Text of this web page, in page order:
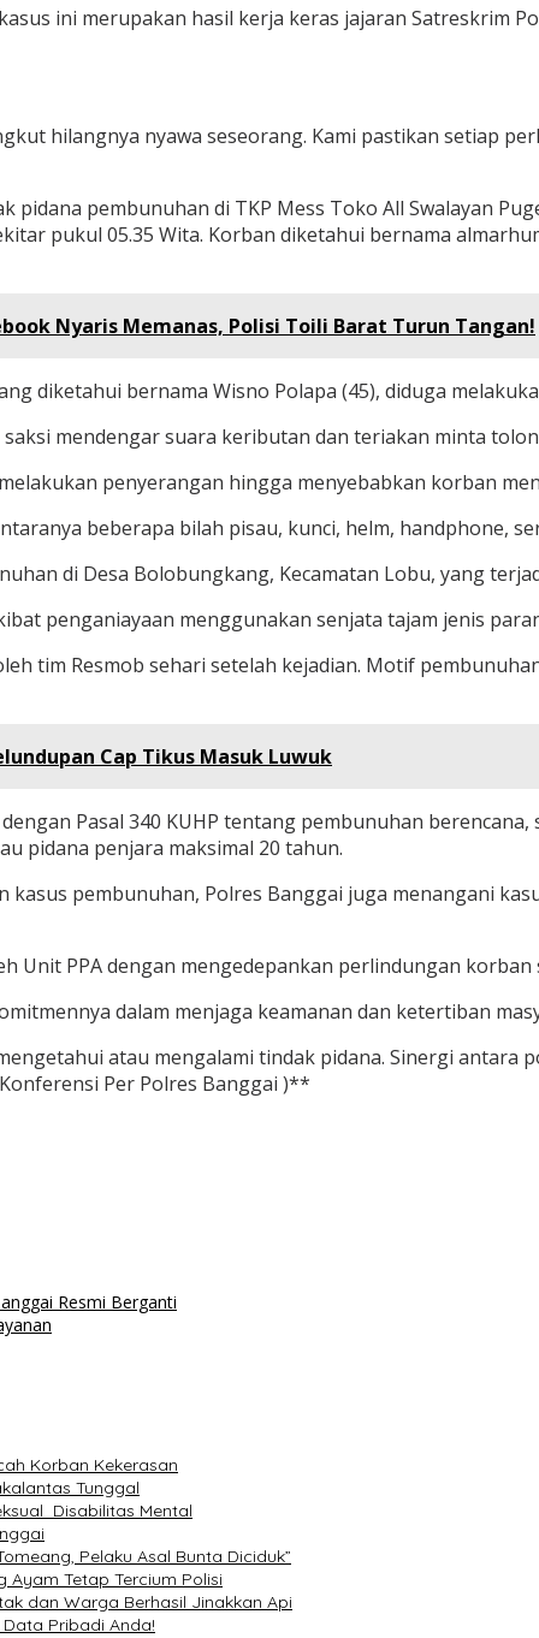
ini merupakan hasil kerja keras jajaran Satreskrim
hilangnya nyawa seseorang. Kami pastikan setiap
pembunuhan di TKP Mess Toko All Swalayan
pukul 05.35 Wita. Korban diketahui bernama
Nyaris Memanas, Polisi Toili Barat Turun Tangan!
diketahui bernama Wisno Polapa (45), diduga
mendengar suara keributan dan teriakan minta
penyerangan hingga menyebabkan korban
beberapa bilah pisau, kunci, helm, handphone,
di Desa Bolobungkang, Kecamatan Lobu, yang
penganiayaan menggunakan senjata tajam jenis
tim Resmob sehari setelah kejadian. Motif
Cap Tikus Masuk Luwuk
Pasal 340 KUHP tentang pembunuhan
pidana penjara maksimal 20 tahun.
pembunuhan, Polres Banggai juga menangani
Unit PPA dengan mengedepankan perlindungan
dalam menjaga keamanan dan ketertiban
atau mengalami tindak pidana. Sinergi antara
Per Polres Banggai )**
Resmi Berganti
Korban Kekerasan
Tunggal
Disabilitas Mental
Pelaku Asal Bunta Diciduk”
Ayam Tetap Tercium Polisi
dan Warga Berhasil Jinakkan Api
Pribadi Anda!